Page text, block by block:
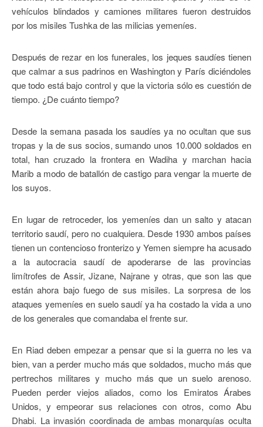
vehículos blindados y camiones militares fueron destruidos
por los misiles Tushka de las milicias yemeníes.
Después de rezar en los funerales, los jeques saudíes tienen
que calmar a sus padrinos en Washington y París diciéndoles
que todo está bajo control y que la victoria sólo es cuestión de
tiempo. ¿De cuánto tiempo?
Desde la semana pasada los saudíes ya no ocultan que sus
tropas y la de sus socios, sumando unos 10.000 soldados en
total, han cruzado la frontera en Wadiha y marchan hacia
Marib a modo de batallón de castigo para vengar la muerte de
los suyos.
En lugar de retroceder, los yemeníes dan un salto y atacan
territorio saudí, pero no cualquiera. Desde 1930 ambos países
tienen un contencioso fronterizo y Yemen siempre ha acusado
a la autocracia saudí de apoderarse de las provincias
limítrofes de Assir, Jizane, Najrane y otras, que son las que
están ahora bajo fuego de sus misiles. La sorpresa de los
ataques yemeníes en suelo saudí ya ha costado la vida a uno
de los generales que comandaba el frente sur.
En Riad deben empezar a pensar que si la guerra no les va
bien, van a perder mucho más que soldados, mucho más que
pertrechos militares y mucho más que un suelo arenoso.
Pueden perder viejos aliados, como los Emiratos Árabes
Unidos, y empeorar sus relaciones con otros, como Abu
Dhabi. La invasión coordinada de ambas monarquías oculta